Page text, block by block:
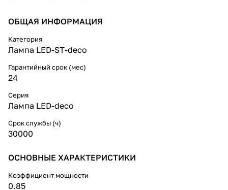
ОБЩАЯ ИНФОРМАЦИЯ
Категория
Лампа LED-ST-deco
Гарантийный срок (мес)
24
Серия
Лампа LED-deco
Срок службы (ч)
30000
ОСНОВНЫЕ ХАРАКТЕРИСТИКИ
Коэффициент мощности
0.85